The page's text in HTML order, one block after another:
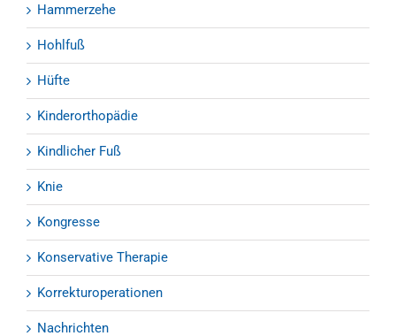
Hammerzehe
Hohlfuß
Hüfte
Kinderorthopädie
Kindlicher Fuß
Knie
Kongresse
Konservative Therapie
Korrekturoperationen
Nachrichten